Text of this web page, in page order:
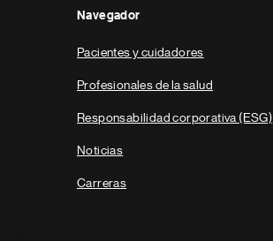
Navegador
Pacientes y cuidadores
Profesionales de la salud
Responsabilidad corporativa (ESG)
Noticias
Carreras